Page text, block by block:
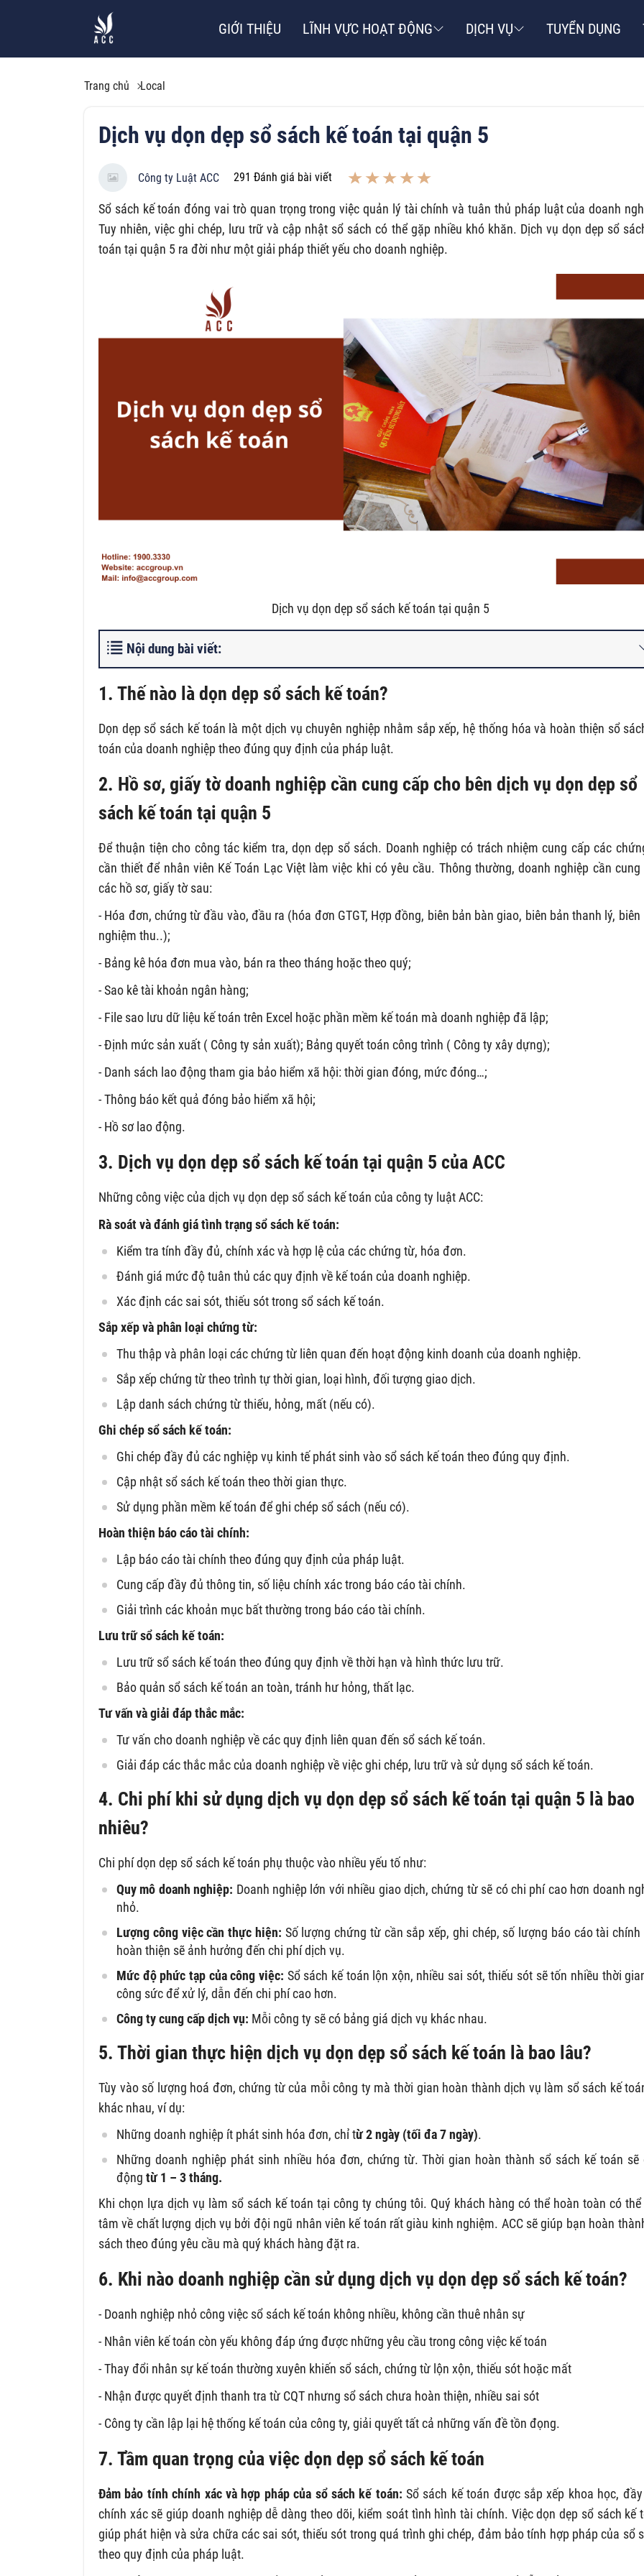
GIỚI THIỆU LĨNH VỰC HOẠT ĐỘNG DỊCH VỤ TUYỂN DỤNG
Trang chủ Local
Dịch vụ dọn dẹp sổ sách kế toán tại quận 5
Công ty Luật ACC 291 Đánh giá bài viết
Sổ sách kế toán đóng vai trò quan trọng trong việc quản lý tài chính và tuân thủ pháp luật của doanh
Tuy nhiên, việc ghi chép, lưu trữ và cập nhật sổ sách có thể gặp nhiều khó khăn. Dịch vụ dọn dẹp sổ
toán tại quận 5 ra đời như một giải pháp thiết yếu cho doanh nghiệp.
Dịch vụ dọn dẹp sổ sách kế toán tại quận 5
Nội dung bài viết:
1. Thế nào là dọn dẹp sổ sách kế toán?
Dọn dẹp sổ sách kế toán là một dịch vụ chuyên nghiệp nhằm sắp xếp, hệ thống hóa và hoàn thiện sổ
toán của doanh nghiệp theo đúng quy định của pháp luật.
2. Hồ sơ, giấy tờ doanh nghiệp cần cung cấp cho bên dịch vụ dọn dẹp sổ
sách kế toán tại quận 5
Để thuận tiện cho công tác kiểm tra, dọn dẹp sổ sách. Doanh nghiệp có trách nhiệm cung cấp các
cần thiết để nhân viên Kế Toán Lạc Việt làm việc khi có yêu cầu. Thông thường, doanh nghiệp cần cung
các hồ sơ, giấy tờ sau:
- Hóa đơn, chứng từ đầu vào, đầu ra (hóa đơn GTGT, Hợp đồng, biên bản bàn giao, biên bản thanh lý, biên
nghiệm thu..);
- Bảng kê hóa đơn mua vào, bán ra theo tháng hoặc theo quý;
- Sao kê tài khoản ngân hàng;
- File sao lưu dữ liệu kế toán trên Excel hoặc phần mềm kế toán mà doanh nghiệp đã lập;
- Định mức sản xuất ( Công ty sản xuất); Bảng quyết toán công trình ( Công ty xây dựng);
- Danh sách lao động tham gia bảo hiểm xã hội: thời gian đóng, mức đóng…;
- Thông báo kết quả đóng bảo hiểm xã hội;
- Hồ sơ lao động.
3. Dịch vụ dọn dẹp sổ sách kế toán tại quận 5 của ACC
Những công việc của dịch vụ dọn dẹp sổ sách kế toán của công ty luật ACC:
Rà soát và đánh giá tình trạng sổ sách kế toán:
Kiểm tra tính đầy đủ, chính xác và hợp lệ của các chứng từ, hóa đơn.
Đánh giá mức độ tuân thủ các quy định về kế toán của doanh nghiệp.
Xác định các sai sót, thiếu sót trong sổ sách kế toán.
Sắp xếp và phân loại chứng từ:
Thu thập và phân loại các chứng từ liên quan đến hoạt động kinh doanh của doanh nghiệp.
Sắp xếp chứng từ theo trình tự thời gian, loại hình, đối tượng giao dịch.
Lập danh sách chứng từ thiếu, hỏng, mất (nếu có).
Ghi chép sổ sách kế toán:
Ghi chép đầy đủ các nghiệp vụ kinh tế phát sinh vào sổ sách kế toán theo đúng quy định.
Cập nhật sổ sách kế toán theo thời gian thực.
Sử dụng phần mềm kế toán để ghi chép sổ sách (nếu có).
Hoàn thiện báo cáo tài chính:
Lập báo cáo tài chính theo đúng quy định của pháp luật.
Cung cấp đầy đủ thông tin, số liệu chính xác trong báo cáo tài chính.
Giải trình các khoản mục bất thường trong báo cáo tài chính.
Lưu trữ sổ sách kế toán:
Lưu trữ sổ sách kế toán theo đúng quy định về thời hạn và hình thức lưu trữ.
Bảo quản sổ sách kế toán an toàn, tránh hư hỏng, thất lạc.
Tư vấn và giải đáp thắc mắc:
Tư vấn cho doanh nghiệp về các quy định liên quan đến sổ sách kế toán.
Giải đáp các thắc mắc của doanh nghiệp về việc ghi chép, lưu trữ và sử dụng sổ sách kế toán.
4. Chi phí khi sử dụng dịch vụ dọn dẹp sổ sách kế toán tại quận 5 là bao
nhiêu?
Chi phí dọn dẹp sổ sách kế toán phụ thuộc vào nhiều yếu tố như:
Quy mô doanh nghiệp: Doanh nghiệp lớn với nhiều giao dịch, chứng từ sẽ có chi phí cao hơn doanh
nhỏ.
Lượng công việc cần thực hiện: Số lượng chứng từ cần sắp xếp, ghi chép, số lượng báo cáo tài chính
hoàn thiện sẽ ảnh hưởng đến chi phí dịch vụ.
Mức độ phức tạp của công việc: Sổ sách kế toán lộn xộn, nhiều sai sót, thiếu sót sẽ tốn nhiều thời
công sức để xử lý, dẫn đến chi phí cao hơn.
Công ty cung cấp dịch vụ: Mỗi công ty sẽ có bảng giá dịch vụ khác nhau.
5. Thời gian thực hiện dịch vụ dọn dẹp sổ sách kế toán là bao lâu?
Tùy vào số lượng hoá đơn, chứng từ của mỗi công ty mà thời gian hoàn thành dịch vụ làm sổ sách kế
khác nhau, ví dụ:
Những doanh nghiệp ít phát sinh hóa đơn, chỉ từ 2 ngày (tối đa 7 ngày).
Những doanh nghiệp phát sinh nhiều hóa đơn, chứng từ. Thời gian hoàn thành sổ sách kế toán sẽ
động từ 1 – 3 tháng.
Khi chọn lựa dịch vụ làm sổ sách kế toán tại công ty chúng tôi. Quý khách hàng có thể hoàn toàn có thể
tâm về chất lượng dịch vụ bởi đội ngũ nhân viên kế toán rất giàu kinh nghiệm. ACC sẽ giúp bạn hoàn
sách theo đúng yêu cầu mà quý khách hàng đặt ra.
6. Khi nào doanh nghiệp cần sử dụng dịch vụ dọn dẹp sổ sách kế toán?
- Doanh nghiệp nhỏ công việc sổ sách kế toán không nhiều, không cần thuê nhân sự
- Nhân viên kế toán còn yếu không đáp ứng được những yêu cầu trong công việc kế toán
- Thay đổi nhân sự kế toán thường xuyên khiến sổ sách, chứng từ lộn xộn, thiếu sót hoặc mất
- Nhận được quyết định thanh tra từ CQT nhưng sổ sách chưa hoàn thiện, nhiều sai sót
- Công ty cần lập lại hệ thống kế toán của công ty, giải quyết tất cả những vấn đề tồn đọng.
7. Tầm quan trọng của việc dọn dẹp sổ sách kế toán
Đảm bảo tính chính xác và hợp pháp của sổ sách kế toán:Sổ sách kế toán được sắp xếp khoa học,
chính xác sẽ giúp doanh nghiệp dễ dàng theo dõi, kiểm soát tình hình tài chính. Việc dọn dẹp sổ sách kế
giúp phát hiện và sửa chữa các sai sót, thiếu sót trong quá trình ghi chép, đảm bảo tính hợp pháp của sổ
theo quy định của pháp luật.